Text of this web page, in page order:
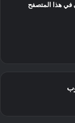
في هذا المتصفح